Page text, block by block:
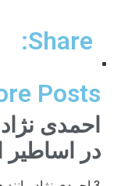
Share:
Posts
احمدی
در اساطیر